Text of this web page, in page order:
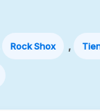
Rock Shox ,